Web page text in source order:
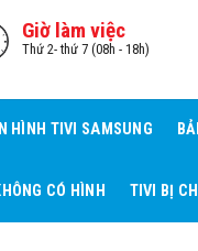
Giờ làm việc
Thứ 2- thứ 7 (08h - 18h)
HÌNH TIVI SAMSUNG
CÓ HÌNH TIVI BỊ